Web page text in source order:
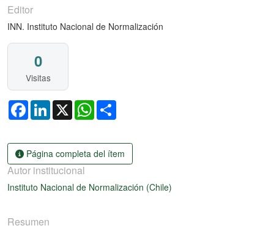
Editor
INN. Instituto Nacional de Normalización
0
Visitas
FacebookLinkedIn
X WhatsApp
Página completa del ítem
Autor institucional
Instituto Nacional de Normalización (Chile)
Resumen